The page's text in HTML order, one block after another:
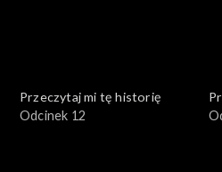
Przeczytaj mi tę historię
Odcinek 12